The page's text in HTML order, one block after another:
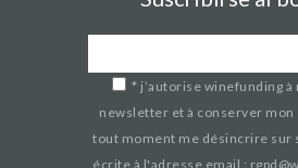
* j’autorise winefunding à
newsletter et à conserver mon
tout moment me désincrire sur
écrite à l'adresse email :